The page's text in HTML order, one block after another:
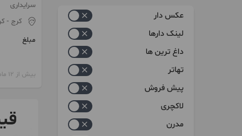
عکس دار
لینک دارها
داغ ترین ها
تهاتر
پیش فروش
لاکچری
مدرن
سرایداری
کرج -
مبلغ
بیش از 12 ماه پیش